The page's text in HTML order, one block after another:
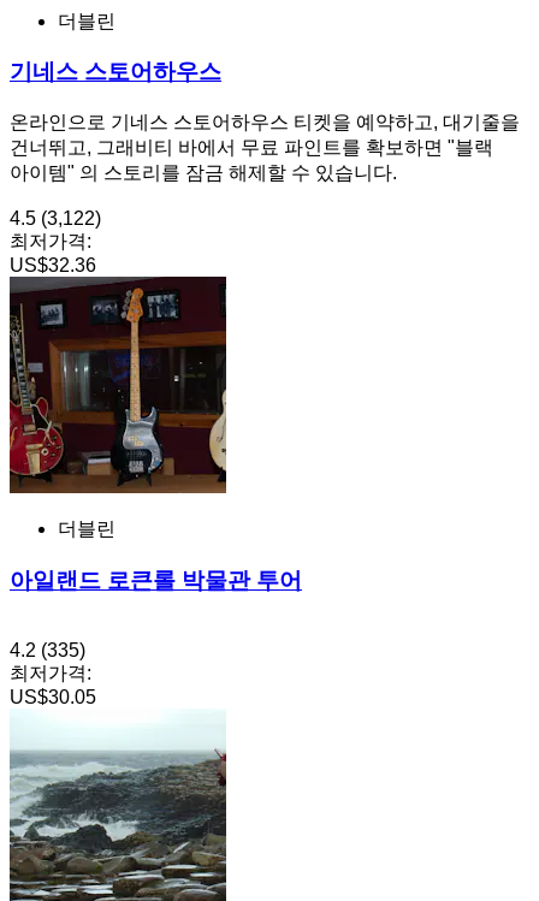
더블린
기네스 스토어하우스
온라인으로 기네스 스토어하우스 티켓을 예약하고, 대기줄을
건너뛰고, 그래비티 바에서 무료 파인트를 확보하면 "블랙
아이템" 의 스토리를 잠금 해제할 수 있습니다.
4.5 (3,122)
최저가격:
US$32.36
더블린
아일랜드 로큰롤 박물관 투어
4.2 (335)
최저가격:
US$30.05